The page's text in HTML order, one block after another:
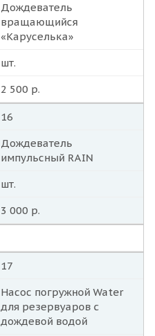
Дождеватель
вращающийся
«Каруселька»
шт.
2 500 р.
16
Дождеватель
импульсный RAIN
шт.
3 000 р.
17
Насос погружной Water
для резервуаров с
дождевой водой